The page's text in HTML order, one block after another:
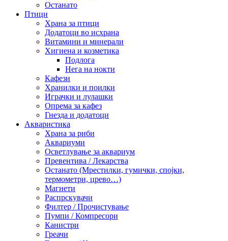
Останато
Птици
Храна за птици
Додатоци во исхрана
Витамини и минерали
Хигиена и козметика
Подлога
Нега на нокти
Кафези
Хранилки и поилки
Играчки и лулашки
Опрема за кафез
Гнезда и додатоци
Акваристика
Храна за риби
Аквариуми
Осветлување за аквариум
Превентива / Лекарства
Останато (Мрестилки, гумички, спојки,
термометри, црево…)
Магнети
Распрскувачи
Филтер / Прочистување
Пумпи / Компресори
Канистри
Греачи